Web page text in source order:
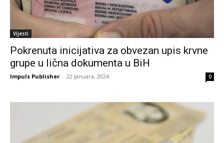
Vijesti
Pokrenuta inicijativa za obvezan upis krvne
grupe u lična dokumenta u BiH
Impuls Publisher - 22 Januara, 2024 0